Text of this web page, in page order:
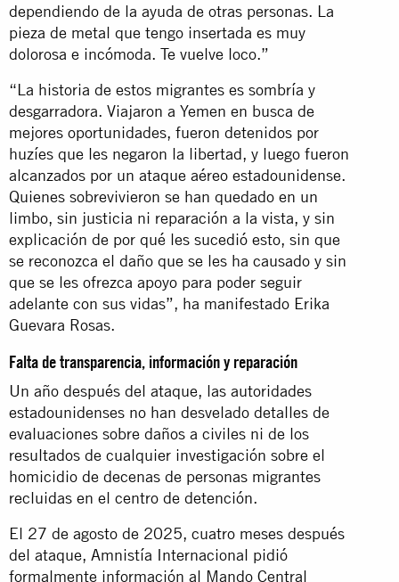
dependiendo de la ayuda de otras personas. La
pieza de metal que tengo insertada es muy
dolorosa e incómoda. Te vuelve loco.”
“La historia de estos migrantes es sombría y
desgarradora. Viajaron a Yemen en busca de
mejores oportunidades, fueron detenidos por
huzíes que les negaron la libertad, y luego fueron
alcanzados por un ataque aéreo estadounidense.
Quienes sobrevivieron se han quedado en un
limbo, sin justicia ni reparación a la vista, y sin
explicación de por qué les sucedió esto, sin que
se reconozca el daño que se les ha causado y sin
que se les ofrezca apoyo para poder seguir
adelante con sus vidas”, ha manifestado Erika
Guevara Rosas.
Falta de transparencia, información y reparación
Un año después del ataque, las autoridades
estadounidenses no han desvelado detalles de
evaluaciones sobre daños a civiles ni de los
resultados de cualquier investigación sobre el
homicidio de decenas de personas migrantes
recluidas en el centro de detención.
El 27 de agosto de 2025, cuatro meses después
del ataque, Amnistía Internacional pidió
formalmente información al Mando Central